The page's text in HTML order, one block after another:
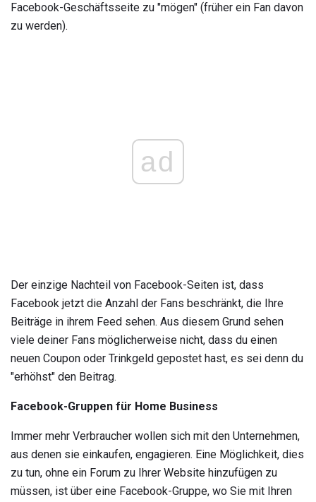
Facebook-Geschäftsseite zu "mögen" (früher ein Fan davon
zu werden).
ad
Der einzige Nachteil von Facebook-Seiten ist, dass
Facebook jetzt die Anzahl der Fans beschränkt, die Ihre
Beiträge in ihrem Feed sehen. Aus diesem Grund sehen
viele deiner Fans möglicherweise nicht, dass du einen
neuen Coupon oder Trinkgeld gepostet hast, es sei denn du
"erhöhst" den Beitrag.
Facebook-Gruppen für Home Business
Immer mehr Verbraucher wollen sich mit den Unternehmen,
aus denen sie einkaufen, engagieren. Eine Möglichkeit, dies
zu tun, ohne ein Forum zu Ihrer Website hinzufügen zu
müssen, ist über eine Facebook-Gruppe, wo Sie mit Ihren